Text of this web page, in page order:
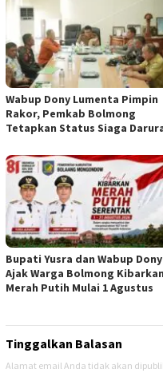
Wabup Dony Lumenta Pimpin
Rakor, Pemkab Bolmong
Tetapkan Status Siaga
Bupati Yusra dan Wabup Dony
Ajak Warga Bolmong Kibarkan
Merah Putih Mulai 1 Agustus
Tinggalkan Balasan
Alamat email Anda tidak akan